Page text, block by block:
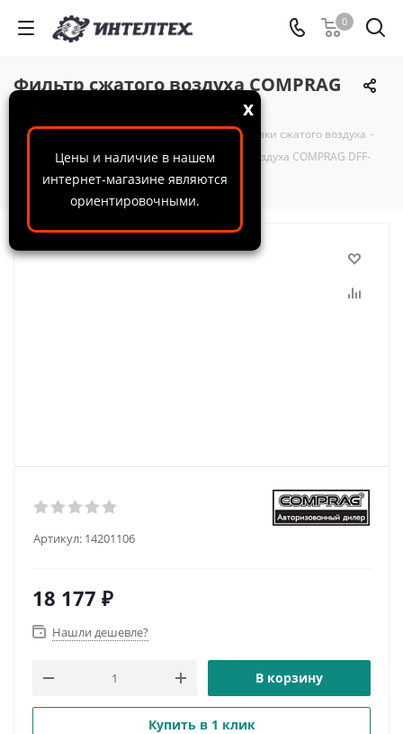
Цены и наличие в нашем
интернет-магазине являются
ориентировочными.
x
0
Фильтр сжатого воздуха COMPRAG
ООО "ИнтелТех" - Каталог - Системы подготовки сжатого воздуха -
Магистральные фильтры - Фильтр сжатого воздуха COMPRAG DFF-
Артикул: 14201106
18 177 ₽
Нашли дешевле?
В корзину
Купить в 1 клик